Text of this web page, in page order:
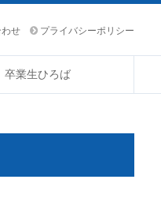
せ プライバシーポリシー
卒業生ひろば